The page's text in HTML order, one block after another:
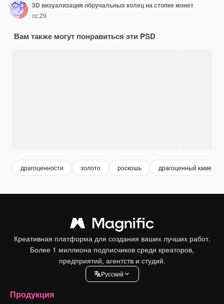
3D визуализация обручальных колец на стопке монет
cc.29
Вам также могут понравиться эти PSD
драгоценности золото роскошь драгоценный камень
Креативная платформа для создания ваших лучших работ.
Более 1 миллиона подписчиков среди креаторов,
предприятий, агентств и студий.
Pусский
Продукция